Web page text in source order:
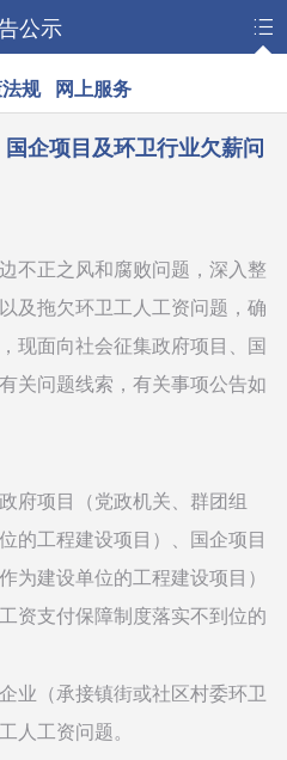
公示
规 网上服务
企项目及环卫行业欠薪问
不正之风和腐败问题，深入整
及拖欠环卫工人工资问题，确
现面向社会征集政府项目、国
关问题线索，有关事项公告如
府项目（党政机关、群团组
的工程建设项目）、国企项目
为建设单位的工程建设项目）
资支付保障制度落实不到位的
业（承接镇街或社区村委环卫
人工资问题。